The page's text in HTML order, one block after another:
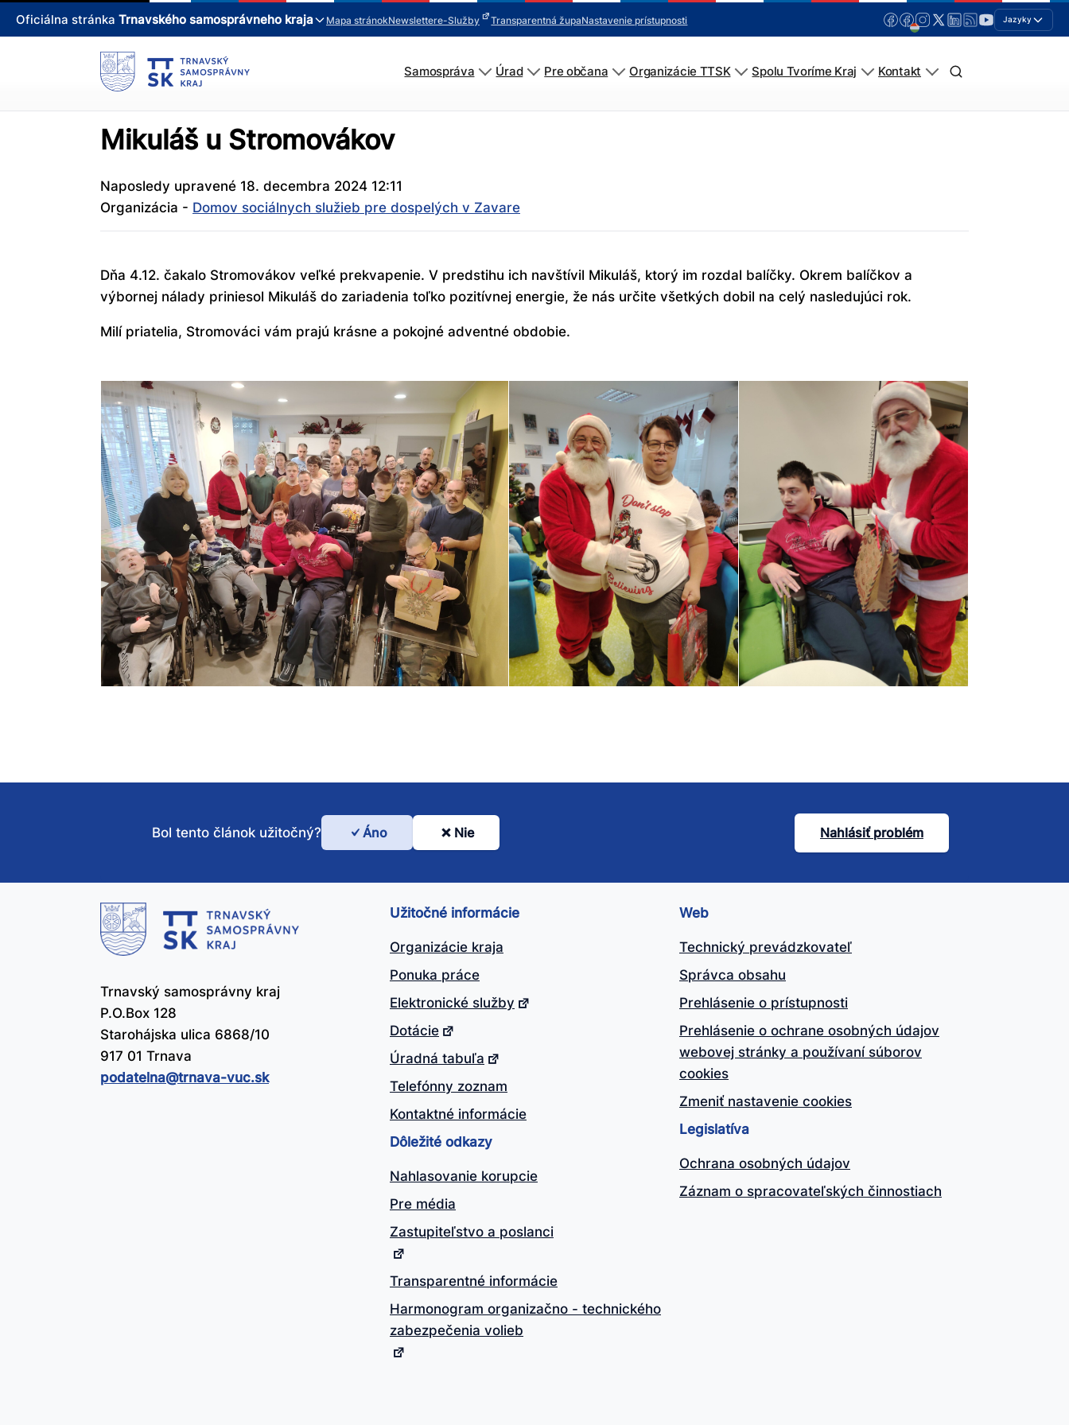
Oficiálna stránka Trnavského samosprávneho kraja Mapa stránokNewslettere-Služby Transparentná župaNastavenie prístupnosti Jazyky
Samospráva Úrad Pre občana Organizácie TTSK Spolu Tvoríme Kraj Kontakt
Mikuláš u Stromovákov
Naposledy upravené 18. decembra 2024 12:11
Organizácia - Domov sociálnych služieb pre dospelých v Zavare
Dňa 4.12. čakalo Stromovákov veľké prekvapenie. V predstihu ich navštívil Mikuláš, ktorý im rozdal balíčky. Okrem balíčkov a
výbornej nálady priniesol Mikuláš do zariadenia toľko pozitívnej energie, že nás určite všetkých dobil na celý nasledujúci rok.
Milí priatelia, Stromováci vám prajú krásne a pokojné adventné obdobie.
Bol
tento
článok
užitočný?
Bol tento článok užitočný? Áno Nie Nahlásiť problém
Trnavský samosprávny kraj
P.O.Box 128
Starohájska ulica 6868/10
917 01 Trnava
podatelna@​trnava-vuc.sk
Užitočné informácie
Organizácie kraja
Ponuka práce
Elektronické služby
Dotácie
Úradná tabuľa
Telefónny zoznam
Kontaktné informácie
Dôležité odkazy
Nahlasovanie korupcie
Pre média
Zastupiteľstvo a poslanci
Transparentné informácie
Harmonogram organizačno - technického
zabezpečenia volieb
Web
Technický prevádzkovateľ
Správca obsahu
Prehlásenie o prístupnosti
Prehlásenie o ochrane osobných údajov
webovej stránky a používaní súborov
cookies
Zmeniť nastavenie cookies
Legislatíva
Ochrana osobných údajov
Záznam o spracovateľských činnostiach